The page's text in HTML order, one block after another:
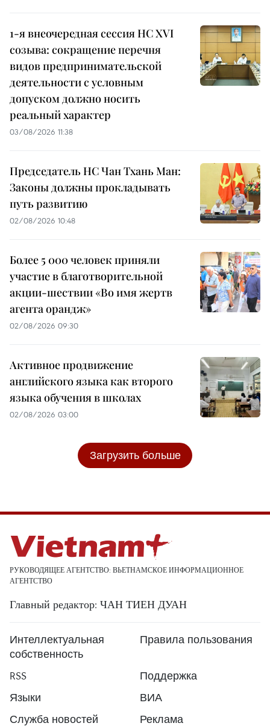
1-я внеочередная сессия НС XVI
созыва: сокращение перечня
видов предпринимательской
деятельности с условным
допуском должно носить
реальный характер
03/08/2026 11:38
Председатель НС Чан Тхань Ман:
Законы должны прокладывать
путь развитию
02/08/2026 10:48
Более 5 000 человек приняли
участие в благотворительной
акции-шествии «Во имя жертв
агента орандж»
02/08/2026 09:30
Активное продвижение
английского языка как второго
языка обучения в школах
02/08/2026 03:00
Загрузить больше
РУКОВОДЯЩЕЕ АГЕНТСТВО: ВЬЕТНАМСКОЕ ИНФОРМАЦИОННОЕ
АГЕНТСТВО
Главный редактор: ЧАН ТИЕН ДУАН
Интеллектуальная
собственность
Правила пользования
RSS
Поддержка
Языки
ВИА
Служба новостей
Реклама